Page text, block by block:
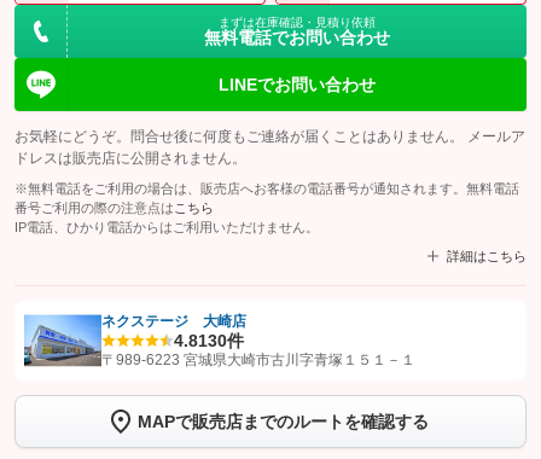
まずは在庫確認・見積り依頼
無料電話でお問い合わせ
LINEでお問い合わせ
お気軽にどうぞ。問合せ後に何度もご連絡が届くことはありません。 メールア
ドレスは販売店に公開されません。
※無料電話をご利用の場合は、販売店へお客様の電話番号が通知されます。無料電話
番号ご利用の際の注意点は こちら
IP電話、ひかり電話からはご利用いただけません。
詳細はこちら
【STEP1】認証画面でグーネットを友だち追加してから「許可する」ボタンを押
トーク画面で
ボタンをタップして問い合わせを
完了してください。
ネクステージ 大崎店
4.8130件
〒989-6223 宮城県大崎市古川字青塚１５１－１
MAPで販売店までのルートを確認する